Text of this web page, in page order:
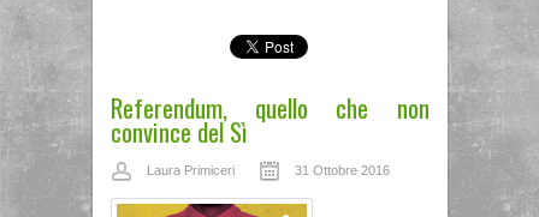
Referendum, quello che non
convince del Sì
Laura Primiceri 31 Ottobre 2016